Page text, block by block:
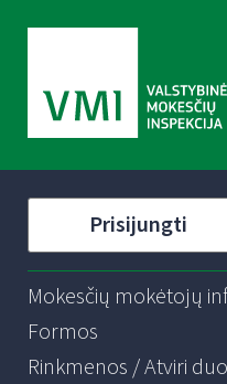
Prisijungti
Mokesčių mokėtojų
Formos
Rinkmenos / Atviri